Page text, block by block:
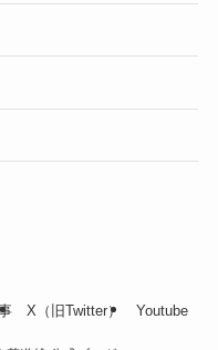
X（旧Twitter） Youtube